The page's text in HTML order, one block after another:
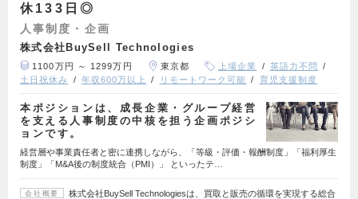
休133日◎
人事制度・企画
株式会社BuySell Technologies
1100万円 ～ 1299万円 東京都 上場企業
英語力不問
土日祝休み
年収600万以上 リモートワーク可能 育児支援制度
本ポジションは、成長企業・グループ経営
を支える人事制度の中核を担う企画ポジシ
ョンです。
経営層や事業責任者と密に連携しながら、「等級・評価・報酬制度」「福利厚生
制度」「M&A後の制度統合（PMI）」 といったテ…
会社概要
株式会社BuySell Technologiesは、買取と販売の循環を実現する総合